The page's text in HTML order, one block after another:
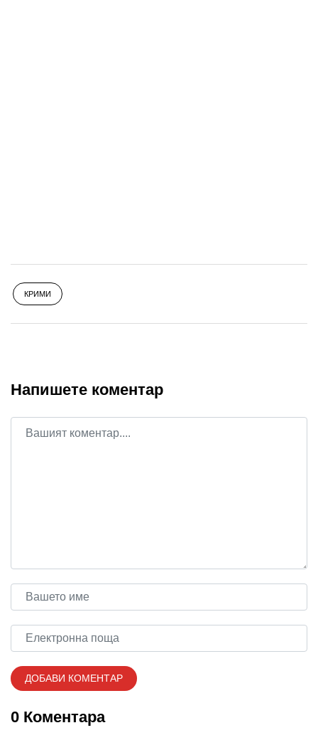
КРИМИ
Напишете коментар
0 Коментара